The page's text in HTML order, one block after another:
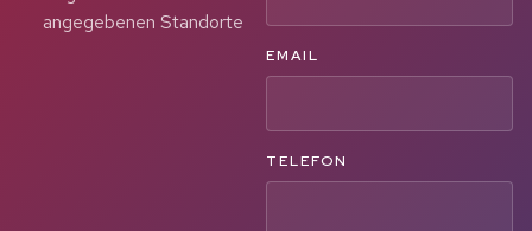
angegebenen Standorte
EMAIL
TELEFON